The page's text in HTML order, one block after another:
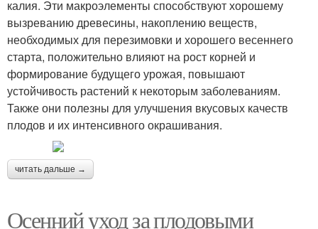
калия. Эти макроэлементы способствуют хорошему
вызреванию древесины, накоплению веществ,
необходимых для перезимовки и хорошего весеннего
старта, положительно влияют на рост корней и
формирование будущего урожая, повышают
устойчивость растений к некоторым заболеваниям.
Также они полезны для улучшения вкусовых качеств
плодов и их интенсивного окрашивания.
читать дальше →
Осенний уход за плодовыми